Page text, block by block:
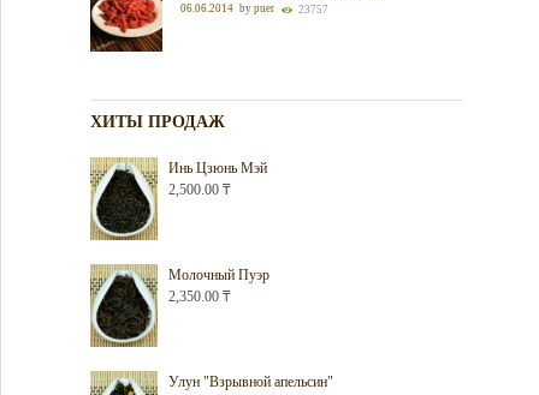
06.06.2014 by puer 23757
ХИТЫ ПРОДАЖ
Инь Цзюнь Мэй
2,500.00 ₸
Молочный Пуэр
2,350.00 ₸
Улун "Взрывной апельсин"